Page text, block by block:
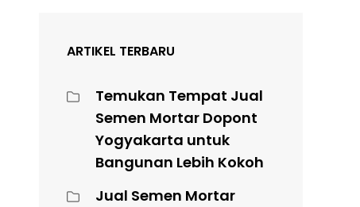
ARTIKEL TERBARU
Temukan Tempat Jual
Semen Mortar Dopont
Yogyakarta untuk
Bangunan Lebih Kokoh
Jual Semen Mortar